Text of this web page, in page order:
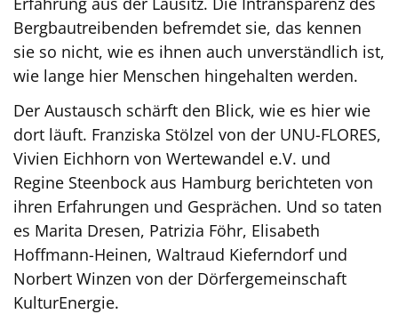
Bergbautreibenden befremdet sie, das kennen
sie so nicht, wie es ihnen auch unverständlich ist,
wie lange hier Menschen hingehalten werden.
Der Austausch schärft den Blick, wie es hier wie
dort läuft. Franziska Stölzel von der UNU-FLORES,
Vivien Eichhorn von Wertewandel e.V. und
Regine Steenbock aus Hamburg berichteten von
ihren Erfahrungen und Gesprächen. Und so taten
es Marita Dresen, Patrizia Föhr, Elisabeth
Hoffmann-Heinen, Waltraud Kieferndorf und
Norbert Winzen von der Dörfergemeinschaft
KulturEnergie.